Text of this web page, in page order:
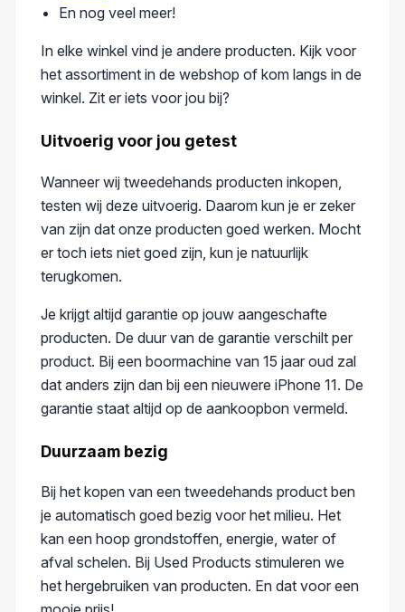
En nog veel meer!
In elke winkel vind je andere producten. Kijk voor
het assortiment in de webshop of kom langs in de
winkel. Zit er iets voor jou bij?
Uitvoerig voor jou getest
Wanneer wij tweedehands producten inkopen,
testen wij deze uitvoerig. Daarom kun je er zeker
van zijn dat onze producten goed werken. Mocht
er toch iets niet goed zijn, kun je natuurlijk
terugkomen.
Je krijgt altijd garantie op jouw aangeschafte
producten. De duur van de garantie verschilt per
product. Bij een boormachine van 15 jaar oud zal
dat anders zijn dan bij een nieuwere iPhone 11. De
garantie staat altijd op de aankoopbon vermeld.
Duurzaam bezig
Bij het kopen van een tweedehands product ben
je automatisch goed bezig voor het milieu. Het
kan een hoop grondstoffen, energie, water of
afval schelen. Bij Used Products stimuleren we
het hergebruiken van producten. En dat voor een